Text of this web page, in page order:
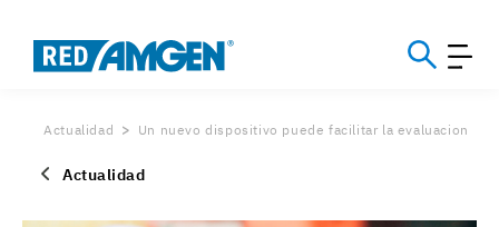
Actualidad Un nuevo dispositivo puede facilitar la evaluacion
Actualidad